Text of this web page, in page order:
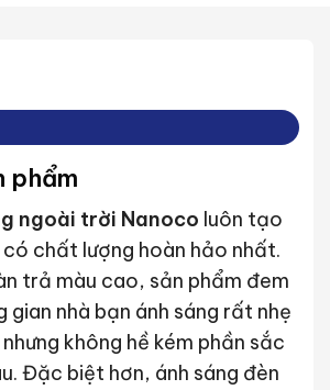
phẩm
ngoài trời Nanoco luôn tạo
có chất lượng hoàn hảo nhất.
trả màu cao, sản phẩm đem
gian nhà bạn ánh sáng rất nhẹ
không hề kém phần sắc
Đặc biệt hơn, ánh sáng đèn